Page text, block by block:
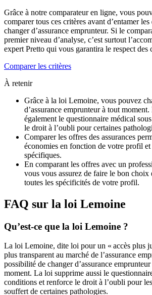
Grâce à notre comparateur en ligne, vous
comparer tous ces critères avant d’entamer
changer d’assurance emprunteur. Si le
premier niveau d’analyse, c’est surtout
expert Pretto qui vous garantira le respect des
Comparer les critères
À retenir
Grâce à la loi Lemoine, vous pouvez
d’assurance emprunteur à tout
également le questionnaire médical
le droit à l’oubli pour certaines
Comparer les offres des assurances
économies en fonction de votre profil et
spécifiques.
En comparant les offres avec un
vous vous assurez de faire le bon choix
toutes les spécificités de votre profil.
FAQ sur la loi Lemoine
Qu’est-ce que la loi Lemoine ?
La loi Lemoine, dite loi pour un « accès plus
plus transparent au marché de l’assurance
possibilité de changer d’assurance
moment. La loi supprime aussi le
conditions et renforce le droit à l’oubli pour
souffert de certaines pathologies.